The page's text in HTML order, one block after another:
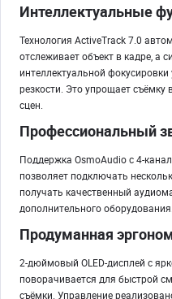
Интеллектуальные
Технология ActiveTrack 7.0
отслеживает объект в кадре, а
интеллектуальной
резкости. Это упрощает
сцен.
Профессиональный
Поддержка OsmoAudio с 4-
позволяет подключать
получать качественный
дополнительного оборудования.
Продуманная
2-дюймовый OLED-дисплей с
поворачивается для быстрой
съёмки. Управление